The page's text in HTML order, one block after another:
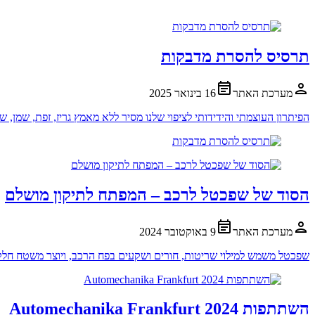
תרסיס להסרת מדבקות
מערכת האתר
16 בינואר 2025
הפיתרון העוצמתי והידידותי לציפוי שלנו מסיר ללא מאמץ גריז, זפת,
הסוד של שפכטל לרכב – המפתח לתיקון מושלם
מערכת האתר
9 באוקטובר 2024
שפכטל משמש למילוי שריטות, חורים ושקעים בפח הרכב, ויוצר משטח
השתתפות Automechanika Frankfurt 2024